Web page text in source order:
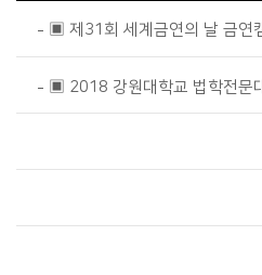
▣ 제31회 세계금연의 날 금연
▣ 2018 강원대학교 법학전문